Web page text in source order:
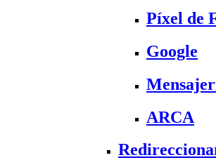
Píxel de
Google
ARCA